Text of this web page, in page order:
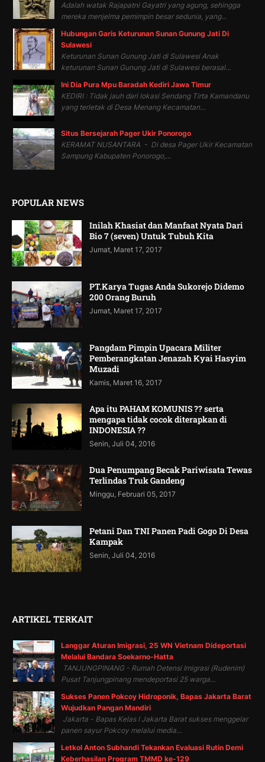
Adalah watak Rajapatni Gayatri yang agung, sehingga
mereka menjelma pemimpin besar sedunia, yang...
Hubungan Garis Keturunan Sunan Gunung Jati Di
Sulawesi
Keturunan Sunan Gunung Jati di Sulawesi Anak
keturunan Sunan Gunung Jati di Sulawesi berasal...
Ini Dia Pura Mpu Baradah Kediri Jawa Timur
KEDIRI : Tidak jauh dari lokasi Sendang Tirta Kamandanu
yang terletak di Desa Menang Kecamatan...
Situs Bersejarah Pager Ukir Ponorogo
KERAMAT NUSANTARA - Di desa Pager Ukir Kecamatan
Sampung Kabupaten Ponorogo,...
POPULAR NEWS
Inilah Khasiat dan Manfaat Nyata Dari
Bio 7 (seven) Untuk Tubuh Kita
Jumat, Maret 17, 2017
PT.Karya Tugas Anda Sukorejo Didemo
200 Orang Buruh
Jumat, Maret 17, 2017
Pangdam Pimpin Upacara Militer
Pemberangkatan Jenazah Kyai Hasyim
Muzadi
Kamis, Maret 16, 2017
Apa itu PAHAM KOMUNIS ?? serta
mengapa tidak cocok diterapkan di
INDONESIA ??
Senin, Juli 04, 2016
Dua Penumpang Becak Pariwisata Tewas
Terlindas Truk Gandeng
Minggu, Februari 05, 2017
Petani Dan TNI Panen Padi Gogo Di Desa
Kampak
Senin, Juli 04, 2016
ARTIKEL TERKAIT
Langgar Aturan Imigrasi, 25 WN Vietnam Dideportasi
Melalui Bandara Soekarno-Hatta
TANJUNGPINANG - Rumah Detensi Imigrasi (Rudenim)
Pusat Tanjungpinang mendeportasi 25 warga...
Sukses Panen Pokcoy Hidroponik, Bapas Jakarta Barat
Wujudkan Pangan Mandiri
Jakarta - Bapas Kelas I Jakarta Barat sukses menggelar
panen sayur Pokcoy melalui media...
Letkol Anton Subhandi Tekankan Evaluasi Rutin Demi
Keberhasilan Program TMMD ke-129